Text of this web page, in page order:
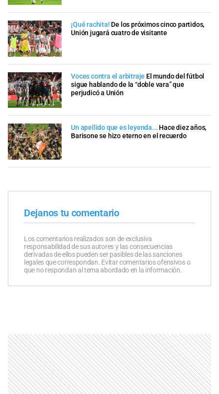
¡Qué rachita! De los próximos cinco partidos,
Unión jugará cuatro de visitante
Voces contra el arbitraje El mundo del fútbol
sigue hablando de la “doble vara” que
perjudicó a Unión
Un apellido que es leyenda... Hace diez años,
Barisone se hizo eterno en el recuerdo
Dejanos tu comentario
Los comentarios realizados son de exclusiva
responsabilidad de sus autores y las consecuencias
derivadas de ellos pueden ser pasibles de las sanciones
legales que correspondan. Evitar comentarios ofensivos o
que no respondan al tema abordado en la información.